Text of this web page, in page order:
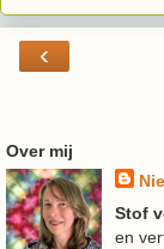
‹
Over mij
Stof
en